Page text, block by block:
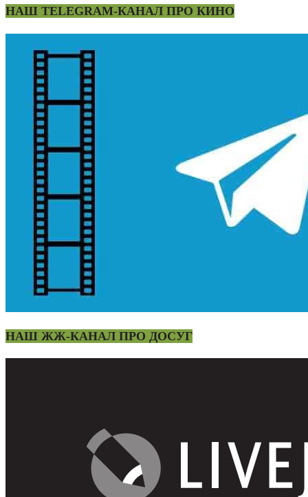
НАШ TELEGRAM-КАНАЛ ПРО КИНО
НАШ ЖЖ-КАНАЛ ПРО ДОСУГ